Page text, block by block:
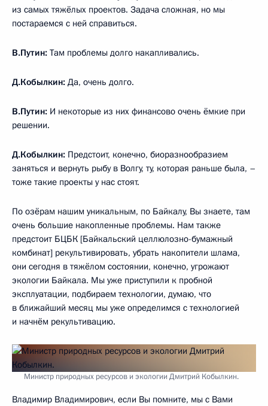
из самых тяжёлых проектов. Задача сложная, но мы
постараемся с ней справиться.
В.Путин: Там проблемы долго накапливались.
Д.Кобылкин: Да, очень долго.
В.Путин: И некоторые из них финансово очень ёмкие при
решении.
Д.Кобылкин: Предстоит, конечно, биоразнообразием
заняться и вернуть рыбу в Волгу, ту, которая раньше была, –
тоже такие проекты у нас стоят.
По озёрам нашим уникальным, по Байкалу, Вы знаете, там
очень большие накопленные проблемы. Нам также
предстоит БЦБК [Байкальский целлюлозно-бумажный
комбинат] рекультивировать, убрать накопители шлама,
они сегодня в тяжёлом состоянии, конечно, угрожают
экологии Байкала. Мы уже приступили к пробной
эксплуатации, подбираем технологии, думаю, что
в ближайший месяц мы уже определимся с технологией
и начнём рекультивацию.
Министр природных ресурсов и экологии Дмитрий Кобылкин.
Владимир Владимирович, если Вы помните, мы с Вами